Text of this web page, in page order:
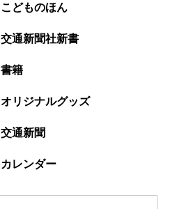
こどものほん
交通新聞社新書
書籍
オリジナルグッズ
交通新聞
カレンダー